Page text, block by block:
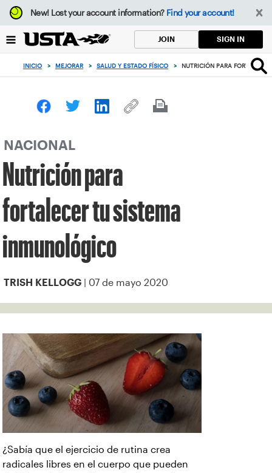
Enfoque
desde
botón
volver
principio
New!Lost your account information? Find your account!
JOIN SIGN IN
INICIO > MEJORAR > SALUD Y ESTADO FÍSICO > NUTRICIÓN PARA
NACIONAL
Nutrición para
fortalecer tu sistema
inmunológico
TRISH KELLOGG | 07 de mayo 2020
¿Sabía que el ejercicio de rutina crea
radicales libres en el cuerpo que pueden